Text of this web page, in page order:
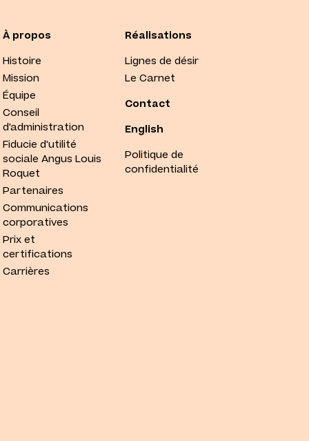
À propos
Histoire
Mission
Équipe
Conseil
d'administration
Fiducie d'utilité
sociale Angus Louis
Roquet
Partenaires
Communications
corporatives
Prix et
certifications
Carrières
Réalisations
Lignes de désir
Le Carnet
Contact
English
Politique de
confidentialité